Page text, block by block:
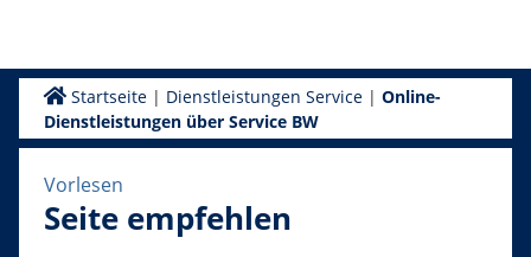
Startseite| Dienstleistungen Service| Online-
Dienstleistungen über Service BW
Vorlesen
Seite empfehlen